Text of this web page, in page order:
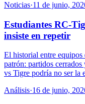
Noticias·11 de junio,
Estudiantes RC-
insiste en repetir
El historial entre
patrón: partidos
vs Tigre podría no ser la
Análisis·16 de junio,